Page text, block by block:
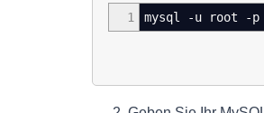
1 mysql -u root -p